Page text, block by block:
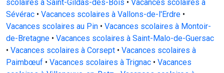
de-Bretagne•Vacances scolaires à Saint-Malo-de-Guersac
•Vacances scolaires à Corsept•Vacances scolaires à
Paimbœuf•Vacances scolaires à Trignac•Vacances
scolaires à Villeneuve-en-Retz•Vacances scolaires à
Derval•Vacances scolaires à Lusanger•Vacances
scolaires à Mouais•Vacances scolaires à Saint-Vincent-